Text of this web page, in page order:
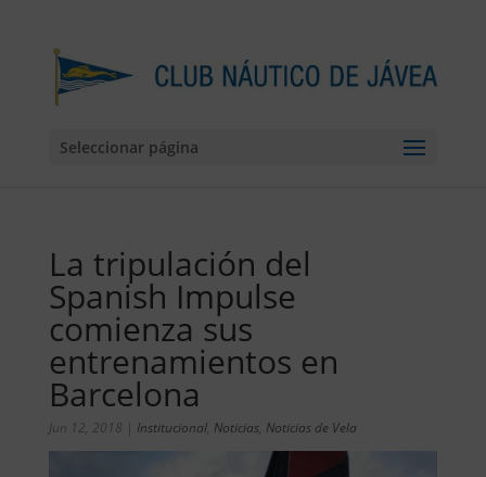
Seleccionar página
La tripulación del
Spanish Impulse
comienza sus
entrenamientos en
Barcelona
Jun 12, 2018 | Institucional, Noticias, Noticias de Vela